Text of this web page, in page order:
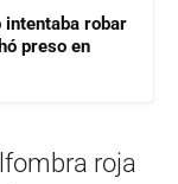
intentaba robar
preso en
roja